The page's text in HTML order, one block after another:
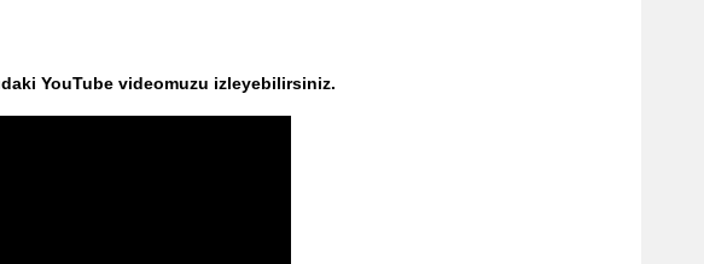
YouTube videomuzu izleyebilirsiniz.